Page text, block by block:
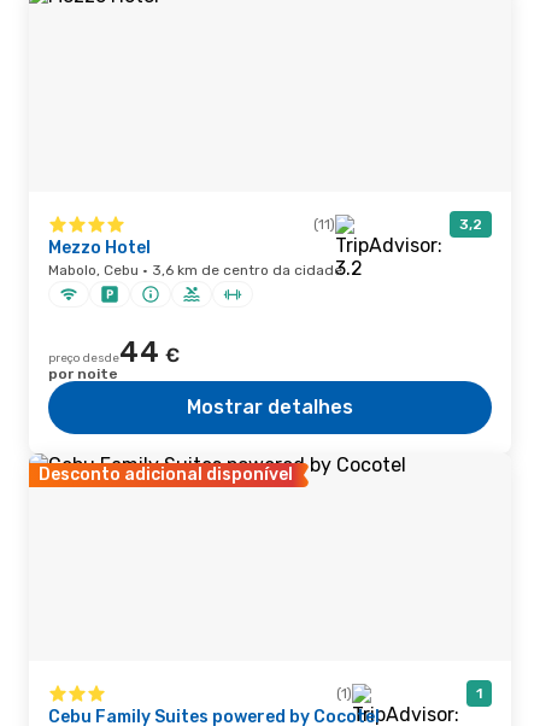
(11) 3,2
Mezzo Hotel
Mabolo, Cebu · 3,6 km de centro da cidade
preço desde44 €
por noite
Mostrar detalhes
Desconto adicional disponível
(1) 1
Cebu Family Suites powered by Cocotel